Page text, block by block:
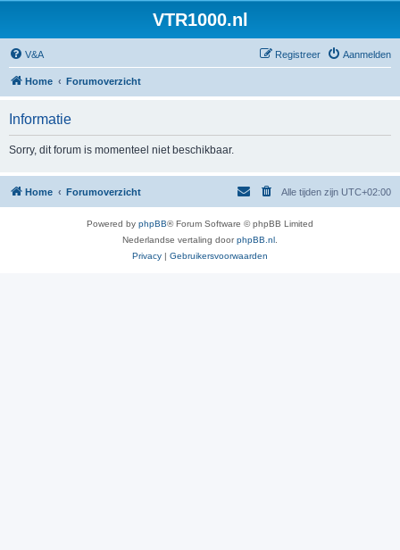
VTR1000.nl
V&A Aanmelden
Registreer
Home Forumoverzicht
Informatie
Sorry, dit forum is momenteel niet beschikbaar.
Home Forumoverzicht Alle tijden zijn UTC+02:00
Powered by phpBB® Forum Software © phpBB Limited
Nederlandse vertaling doorphpBB.nl
Privacy | Gebruikersvoorwaarden